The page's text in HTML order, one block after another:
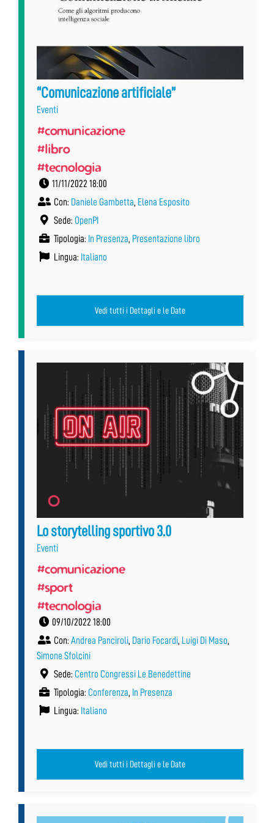
“Comunicazione artificiale”
Eventi
#comunicazione
#libro
#tecnologia
11/11/2022 18:00
Con: Daniele Gambetta, Elena Esposito
Sede: OpenPI
Tipologia: In Presenza, Presentazione libro
Lingua: Italiano
Vedi tutti i Dettagli e le Date
Lo storytelling sportivo 3.0
Eventi
#comunicazione
#sport
#tecnologia
09/10/2022 18:00
Con: Andrea Panciroli, Dario Focardi, Luigi Di Maso,
Simone Sfolcini
Sede: Centro Congressi Le Benedettine
Tipologia: Conferenza, In Presenza
Lingua: Italiano
Vedi tutti i Dettagli e le Date